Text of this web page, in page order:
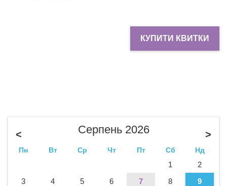
КУПИТИ КВИТКИ
Серпень 2026 >
<
Пн Вт Ср Чт Пт Сб Нд
1
2
3
4 5 6 7 8 9